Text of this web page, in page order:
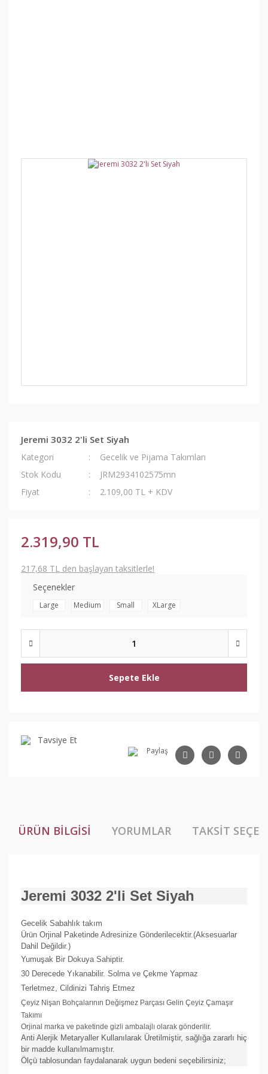
Jeremi 3032 2'li Set Siyah
Kategori
Gecelik ve Pijama Takımları
Stok Kodu
JRM2934102575mn
Fiyat
2.109,00 TL + KDV
2.319,90 TL
217,68 TL den başlayan taksitlerle!
Seçenekler
Large Medium Small XLarge
Sepete Ekle
Tavsiye Et
Paylaş
ÜRÜN BILGISI YORUMLAR TAKSIT
Jeremi 3032 2'li Set Siyah
Gecelik Sabahlık takım
Ürün Orjinal Paketinde Adresinize Gönderilecektir.(Aksesuarlar
Dahil Değildir.)
Yumuşak Bir Dokuya Sahiptir.
30 Derecede Yıkanabilir. Solma ve Çekme Yapmaz
Terletmez, Cildinizi Tahriş Etmez
Çeyiz Nişan Bohçalarının Değişmez Parçası Gelin Çeyiz Çamaşır
Takımı
Orjinal marka ve paketinde gizli ambalajlı olarak gönderilir.
Anti Alerjik Metaryaller Kullanılarak Üretilmiştir, sağlığa zararlı hiç
bir madde kullanılmamıştır.
Ölçü tablosundan faydalanarak uygun bedeni seçebilirsiniz;